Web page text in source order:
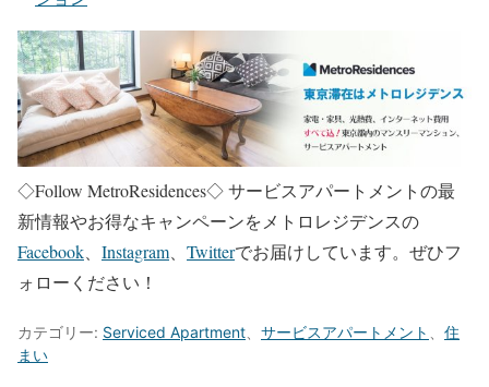
◇Follow MetroResidences◇サービスアパートメントの最
新情報やお得なキャンペーンをメトロレジデンスの
Facebook
Instagram Twitterでお届けしています。ぜひフ
ォローください！
カテゴリー: Serviced Apartment サービスアパートメント
住
まい